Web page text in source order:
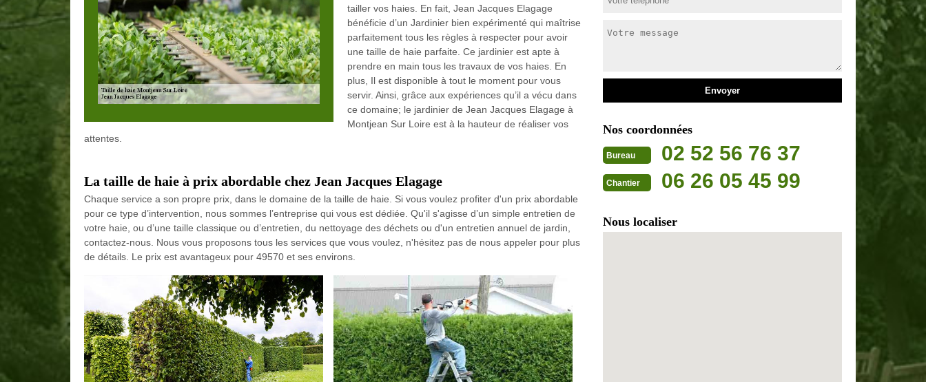
tailler vos haies. En fait, Jean Jacques Elagage
bénéficie d’un Jardinier bien expérimenté qui maîtrise
parfaitement tous les règles à respecter pour avoir
une taille de haie parfaite. Ce jardinier est apte à
prendre en main tous les travaux de vos haies. En
plus, Il est disponible à tout le moment pour vous
servir. Ainsi, grâce aux expériences qu’il a vécu dans
ce domaine; le jardinier de Jean Jacques Elagage à
Montjean Sur Loire est à la hauteur de réaliser vos
attentes.
La taille de haie à prix abordable chez Jean Jacques Elagage
Chaque service a son propre prix, dans le domaine de la taille de haie. Si vous voulez profiter d'un prix abordable
pour ce type d’intervention, nous sommes l’entreprise qui vous est dédiée. Qu'il s'agisse d’un simple entretien de
votre haie, ou d’une taille classique ou d’entretien, du nettoyage des déchets ou d'un entretien annuel de jardin,
contactez-nous. Nous vous proposons tous les services que vous voulez, n'hésitez pas de nous appeler pour plus
de détails. Le prix est avantageux pour 49570 et ses environs.
Nos coordonnées
Bureau 02 52 56 76 37
Chantier 06 26 05 45 99
Nous localiser